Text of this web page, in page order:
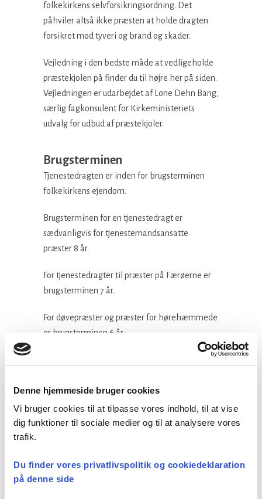
Denne hjemmeside bruger cookies
Vi bruger cookies til at tilpasse vores indhold, til at vise
dig funktioner til sociale medier og til at analysere vores
trafik.
Du finder vores privatlivspolitik og cookiedeklaration
på denne side
folkekirkens selvforsikringsordning. Det
påhviler altså ikke præsten at holde dragten
forsikret mod tyveri og brand og skader.
Vejledning i den bedste måde at vedligeholde
præstekjolen på finder du til højre her på siden.
Vejledningen er udarbejdet af Lone Dehn Bang,
særlig fagkonsulent for Kirkeministeriets
udvalg for udbud af præstekjoler.
Brugsterminen
Tjenestedragten er inden for brugsterminen
folkekirkens ejendom.
Brugsterminen for en tjenestedragt er
sædvanligvis for tjenestemandsansatte
præster 8 år.
For tjenestedragter til præster på Færøerne er
brugsterminen 7 år.
For døvepræster og præster for hørehæmmede
er brugsterminen 6 år.
For præster, der er førstegangsansat efter den 1.
tjenestedragter 16 år, således at den anden
dragt kan stilles til rådighed efter en
ansættelsesperiode på mindst 4 år. Der kan